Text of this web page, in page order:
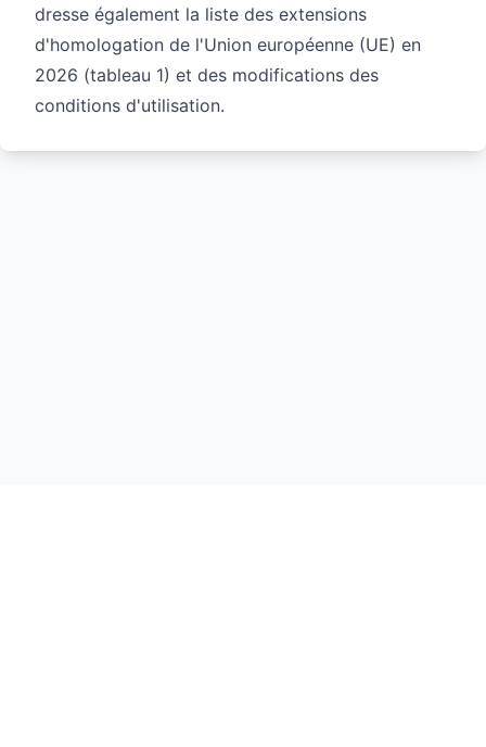
dresse également la liste des extensions
d'homologation de l'Union européenne (UE) en
2026 (tableau 1) et des modifications des
conditions d'utilisation.